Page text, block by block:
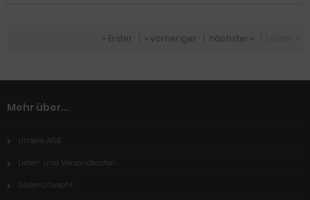
« Erster « vorheriger nächster »
Mehr über...
Unsere AGB
Liefer- und Versandkosten
Widerrufsrecht